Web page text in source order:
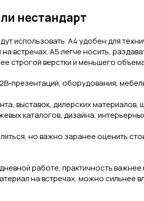
нестандарт
использовать. А4 удобен для
встречах. А5 легче носить,
строгой верстки и меньшего
презентаций, оборудования,
выставок, дилерских материалов,
каталогов, дизайна,
но важно заранее оценить
работе, практичность
на встречах, можно сильнее